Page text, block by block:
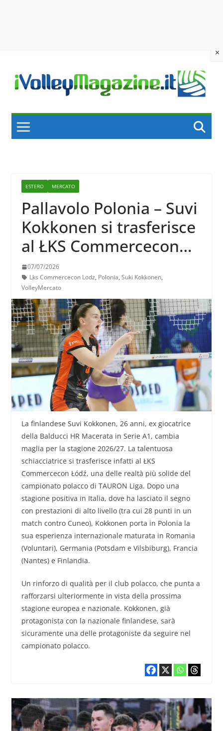
×
content
ESTERO MERCATO
Pallavolo Polonia – Suvi
Kokkonen si trasferisce
al ŁKS Commercecon
Łódź
07/07/2026
Lks Commercecon Lodz, Polonia, Suki Kokkonen,
VolleyMercato
La finlandese Suvi Kokkonen, 26 anni, ex giocatrice
della Balducci HR Macerata in Serie A1, cambia
maglia per la stagione 2026/27. La talentuosa
schiacciatrice si trasferisce infatti al ŁKS
Commercecon Łódź, una delle realtà più solide del
campionato polacco di TAURON Liga. Dopo una
stagione positiva in Italia, dove ha lasciato il segno
con prestazioni di alto livello (tra cui 28 punti in un
match contro Cuneo), Kokkonen porta in Polonia la
sua esperienza internazionale maturata in Romania
(Voluntari), Germania (Potsdam e Vilsbiburg), Francia
(Nantes) e Finlandia.
Un rinforzo di qualità per il club polacco, che punta a
rafforzarsi ulteriormente in vista della prossima
stagione europea e nazionale. Kokkonen, già
protagonista con la nazionale finlandese, sarà
sicuramente una delle protagoniste da seguire nel
campionato polacco.